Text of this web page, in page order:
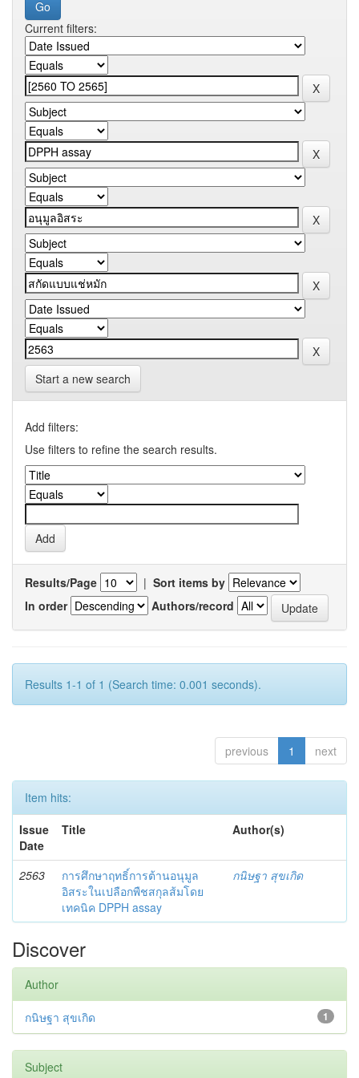
Current filters:
Start a new search
Add filters:
Use filters to refine the search results.
Results/Page | Sort items by
In order
Authors/record
Results 1-1 of 1 (Search time: 0.001 seconds).
previous 1 next
Item hits:
Issue
Date
Title Author(s)
2563
การศึกษาฤทธิ์การต้านอนุมูล
อิสระในเปลือกพืชสกุลส้มโดย
เทคนิค DPPH assay
กนิษฐา สุขเกิด
Discover
Author
1
กนิษฐา สุขเกิด
Subject